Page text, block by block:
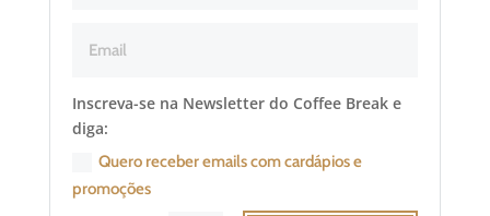
Inscreva-se na Newsletter do Coffee Break e
diga:
Quero receber emails com cardápios e
promoções